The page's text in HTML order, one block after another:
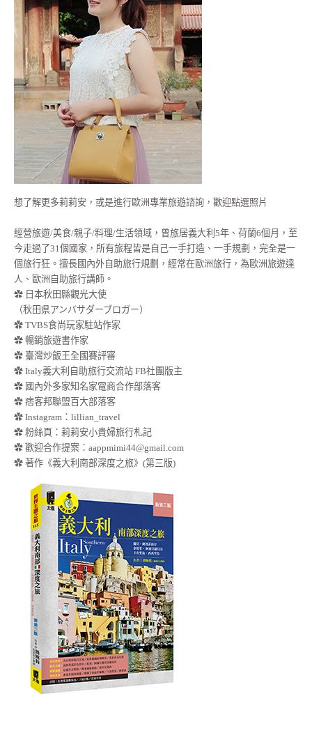
想了解更多莉莉安，或是進行歐洲專業旅遊諮詢，歡迎點選照片
經營旅遊/美食/親子/料理/生活領域，曾旅居義大利5年、荷蘭6個月，至
今走過了31個國家，所有旅程皆是自己一手打造、一手規劃，完全是一
個旅行狂。擅長國內外自助旅行規劃，經常在歐洲旅行，為歐洲旅遊達
人、歐洲自助旅行講師。
✿ 日本秋田縣觀光大使
（秋田県アンバサダーブロガー）
✿ TVBS食尚玩家駐站作家
✿ 暢銷旅遊書作家
✿ 臺灣炒飯王全國賽評審
✿ Italy義大利自助旅行交流站 FB社團版主
✿ 國內外多家知名家電商合作部落客
✿ 痞客邦聯盟百大部落客
✿ Instagram：lillian_travel
✿ 粉絲頁：莉莉安小貴婦旅行札記
✿ 歡迎合作提案： aappmimi44@gmail.com
✿ 著作《義大利南部深度之旅》(第三版)